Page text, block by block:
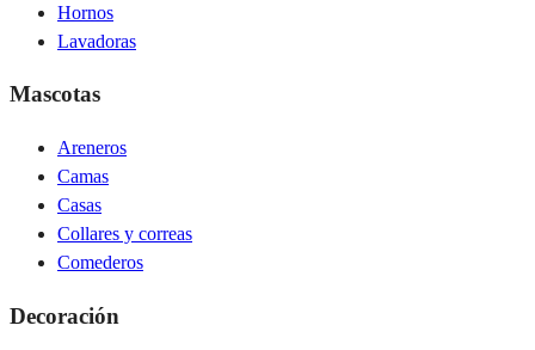
Hornos
Lavadoras
Mascotas
Areneros
Camas
Casas
Collares y correas
Comederos
Decoración